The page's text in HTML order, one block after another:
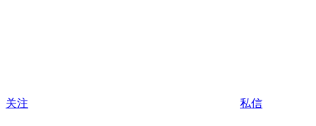
关注 私信